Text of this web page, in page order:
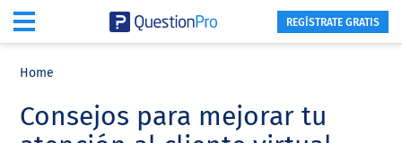
content
sidebar
REGÍSTRATE GRATIS
Home
Consejos para mejorar tu